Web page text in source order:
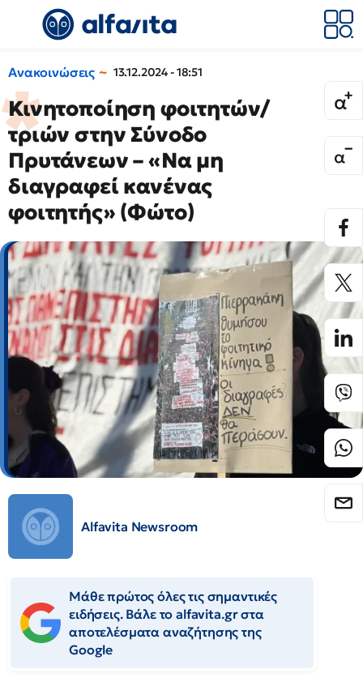
Ανακοινώσεις 13.12.2024 - 18:51
Κινητοποίηση φοιτητών/
τριών στην Σύνοδο
Πρυτάνεων – «Να μη
διαγραφεί κανένας
φοιτητής» (Φώτο)
Alfavita Newsroom
Μάθε πρώτος όλες τις σημαντικές
ειδήσεις. Βάλε το alfavita.gr στα
αποτελέσματα αναζήτησης της
Google